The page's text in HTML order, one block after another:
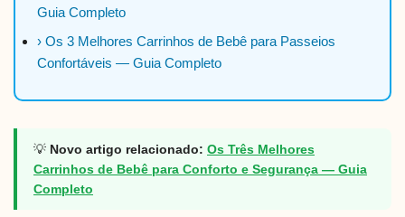
Guia Completo
› Os 3 Melhores Carrinhos de Bebê para Passeios
Confortáveis — Guia Completo
💡 Novo artigo relacionado: Os Três Melhores
Carrinhos de Bebê para Conforto e Segurança — Guia
Completo